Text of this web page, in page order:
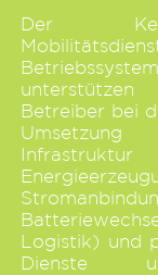
Der
Betreiber bei
Logistik) und
Dienste